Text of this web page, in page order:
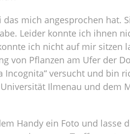
mich angesprochen hat.
Leider konnte ich ihnen
ich nicht auf mir sitzen
von Pflanzen am Ufer der
versucht und bin
Ilmenau und dem
Handy ein Foto und lasse